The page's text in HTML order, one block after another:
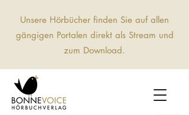
Unsere Hörbücher finden Sie auf allen
gängigen Portalen direkt als Stream und
zum Download.